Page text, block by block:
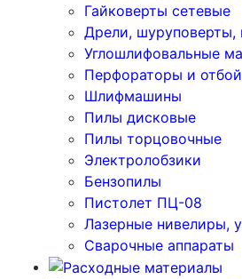
Гайковерты сетевые
Дрели, шуруповерты,
Углошлифовальные
Перфораторы и
Шлифмашины
Пилы дисковые
Пилы торцовочные
Электролобзики
Бензопилы
Пистолет ПЦ-08
Лазерные нивелиры,
Сварочные аппараты